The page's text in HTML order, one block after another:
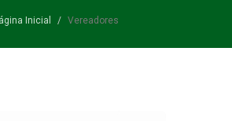
Inicial Vereadores